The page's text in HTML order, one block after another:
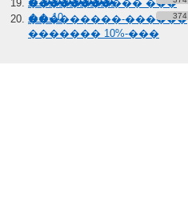
����������� ���
��-10
���������-������
������� 10%-���
374